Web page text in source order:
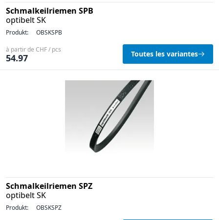
Schmalkeilriemen SPB
optibelt SK
Produkt: OBSKSPB
à partir de CHF / pcs
54.97 Toutes les variantes
Schmalkeilriemen SPZ
optibelt SK
Produkt: OBSKSPZ